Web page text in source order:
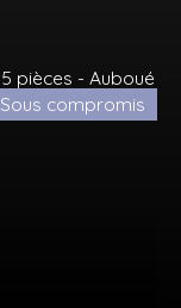
Sous compromis